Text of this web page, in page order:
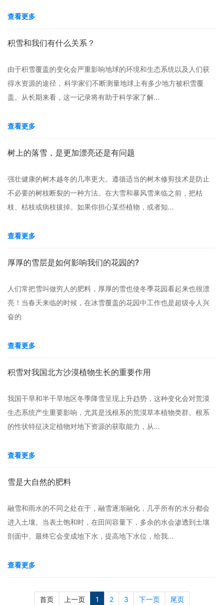
查看更多
积雪和我们有什么关系？
由于积雪覆盖的变化会严重影响地球的环境和生态系统以及人们获
得水资源的途径， 科学家们不断测量地球上有多少地方被积雪覆
盖。从长期来看，这一记录将有助于科学家了解...
查看更多
树上的落雪，是更加漂亮还是有问题
强壮健康的树木越冬的几率更大。遵循适当的树木修剪技术是防止
不必要的树枝断裂的一种方法。在大雪和暴风雪来临之前，把枯
枝、枯枝或病枝拔掉。如果你担心某些植物，或者知...
查看更多
厚厚的雪层是如何影响我们的花园的?
人们常把雪叫做穷人的肥料，厚厚的雪也使冬季花园看起来也很漂
亮！当春天来临的时候，在冰雪覆盖的花园中工作也是超级令人兴
奋的
查看更多
积雪对我国北方沙漠植物生长的重要作用
我国干旱和半干旱地区冬季降雪呈现上升趋势，这种变化会对荒漠
生态系统产生重要影响，尤其是浅根系的荒漠草本植物类群。根系
的性状特征决定植物对地下资源的获取能力，从...
查看更多
雪是大自然的肥料
融雪和雨水的不同之处在于，融雪逐渐融化，几乎所有的水分都会
进入土壤。当表土饱和时，在田间容量下，多余的水会渗透到土壤
剖面中。最终它会变成地下水，提高地下水位，给我...
查看更多
首页 上一页 1 2 3 下一页 尾页